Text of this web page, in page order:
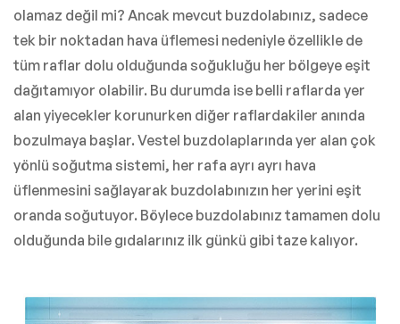
olamaz değil mi? Ancak mevcut buzdolabınız, sadece
tek bir noktadan hava üflemesi nedeniyle özellikle de
tüm raflar dolu olduğunda soğukluğu her bölgeye eşit
dağıtamıyor olabilir. Bu durumda ise belli raflarda yer
alan yiyecekler korunurken diğer raflardakiler anında
bozulmaya başlar. Vestel buzdolaplarında yer alan çok
yönlü soğutma sistemi, her rafa ayrı ayrı hava
üflenmesini sağlayarak buzdolabınızın her yerini eşit
oranda soğutuyor. Böylece buzdolabınız tamamen dolu
olduğunda bile gıdalarınız ilk günkü gibi taze kalıyor.